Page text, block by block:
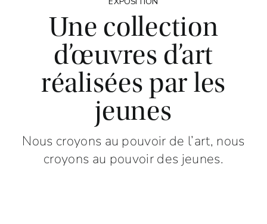
Une collection
d’œuvres d’art
réalisées par les
jeunes
Nous croyons au pouvoir de l’art, nous
croyons au pouvoir des jeunes.